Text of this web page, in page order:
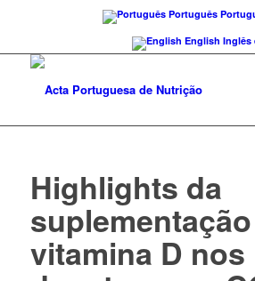
Português
English Inglês
Highlights da
vitamina D nos